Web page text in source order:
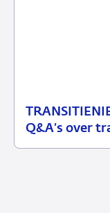
Q&A’s over
13
Nieuwsbericht